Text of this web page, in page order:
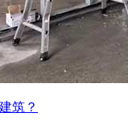
筑？